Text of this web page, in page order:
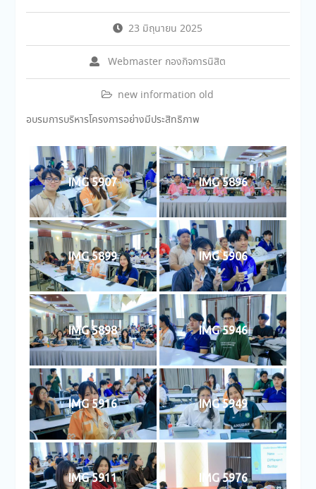
23 มิถุนายน 2025
Webmaster กองกิจการนิสิต
new information old
อบรมการบริหารโครงการอย่างมีประสิทธิภาพ
IMG 5907 IMG 5896
IMG 5899 IMG 5906
IMG 5898 IMG 5946
IMG 5916 IMG 5949
IMG 5911 IMG 5976